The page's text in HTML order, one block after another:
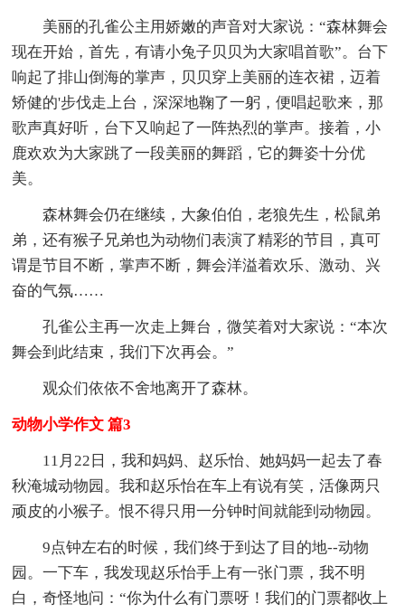
美丽的孔雀公主用娇嫩的声音对大家说：“森林舞会
现在开始，首先，有请小兔子贝贝为大家唱首歌”。台下
响起了排山倒海的掌声，贝贝穿上美丽的连衣裙，迈着
矫健的'步伐走上台，深深地鞠了一躬，便唱起歌来，那
歌声真好听，台下又响起了一阵热烈的掌声。接着，小
鹿欢欢为大家跳了一段美丽的舞蹈，它的舞姿十分优
美。
森林舞会仍在继续，大象伯伯，老狼先生，松鼠弟
弟，还有猴子兄弟也为动物们表演了精彩的节目，真可
谓是节目不断，掌声不断，舞会洋溢着欢乐、激动、兴
奋的气氛……
孔雀公主再一次走上舞台，微笑着对大家说：“本次
舞会到此结束，我们下次再会。”
观众们依依不舍地离开了森林。
动物小学作文 篇3
11月22日，我和妈妈、赵乐怡、她妈妈一起去了春
秋淹城动物园。我和赵乐怡在车上有说有笑，活像两只
顽皮的小猴子。恨不得只用一分钟时间就能到动物园。
9点钟左右的时候，我们终于到达了目的地--动物
园。一下车，我发现赵乐怡手上有一张门票，我不明
白，奇怪地问：“你为什么有门票呀！我们的门票都收上